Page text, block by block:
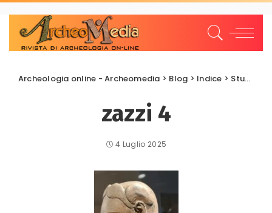
Archeologia online - Archeomedia > Blog > Indice > Studi e Ricerche
zazzi 4
4 Luglio 2025